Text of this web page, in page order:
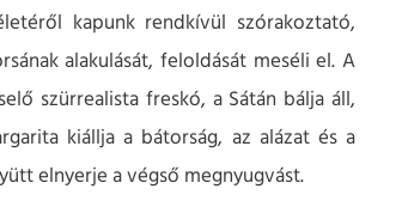
kapunk rendkívül szórakoztató,
alakulását, feloldását meséli el. A
szürrealista freskó, a Sátán bálja áll,
kiállja a bátorság, az alázat és a
elnyerje a végső megnyugvást.